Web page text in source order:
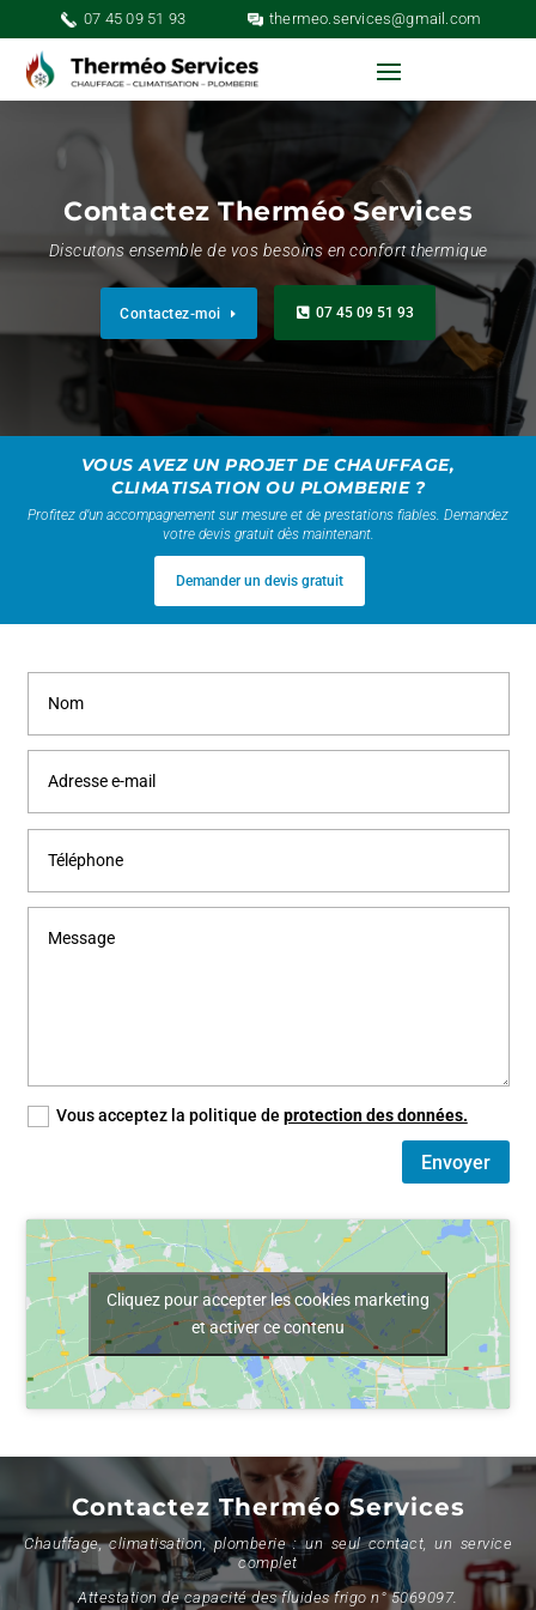
07 45 09 51 93 thermeo.services@gmail.com
Contactez Therméo Services
Discutons ensemble de vos besoins en confort thermique
Contactez-moi 07 45 09 51 93
VOUS AVEZ UN PROJET DE CHAUFFAGE,
CLIMATISATION OU PLOMBERIE ?
Profitez d’un accompagnement sur mesure et de prestations fiables. Demandez
votre devis gratuit dès maintenant.
Demander un devis gratuit
Vous acceptez la politique de protection des données.
Envoyer
Cliquez pour accepter les cookies marketing
et activer ce contenu
Contactez Therméo Services
Chauffage, climatisation, plomberie : un seul contact, un service
complet
Attestation de capacité des fluides frigo n° 5069097.